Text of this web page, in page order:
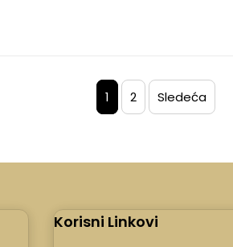
1 2 Sledeća
Korisni Linkovi